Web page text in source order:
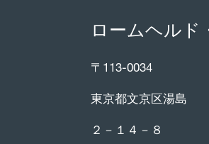
ロームヘルド
〒113-0034
東京都文京区湯島
２－１４－８